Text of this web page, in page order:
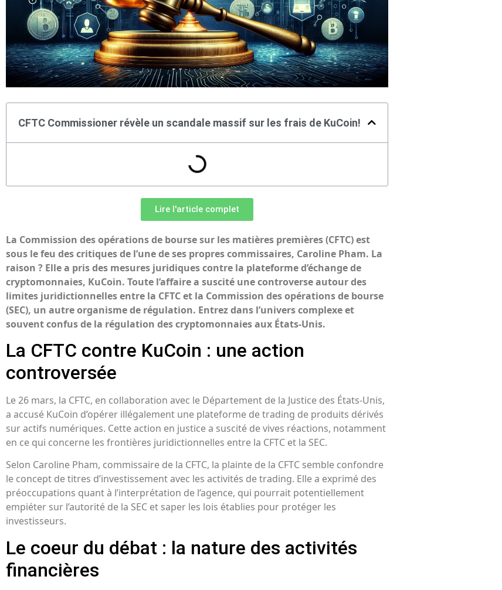
CFTC Commissioner révèle un scandale massif sur les frais de KuCoin!
Lire l'article complet
La Commission des opérations de bourse sur les matières premières (CFTC) est
sous le feu des critiques de l’une de ses propres commissaires, Caroline Pham. La
raison ? Elle a pris des mesures juridiques contre la plateforme d’échange de
cryptomonnaies, KuCoin. Toute l’affaire a suscité une controverse autour des
limites juridictionnelles entre la CFTC et la Commission des opérations de bourse
(SEC), un autre organisme de régulation. Entrez dans l’univers complexe et
souvent confus de la régulation des cryptomonnaies aux États-Unis.
La CFTC contre KuCoin : une action
controversée
Le 26 mars, la CFTC, en collaboration avec le Département de la Justice des États-Unis,
a accusé KuCoin d’opérer illégalement une plateforme de trading de produits dérivés
sur actifs numériques. Cette action en justice a suscité de vives réactions, notamment
en ce qui concerne les frontières juridictionnelles entre la CFTC et la SEC.
Selon Caroline Pham, commissaire de la CFTC, la plainte de la CFTC semble confondre
le concept de titres d’investissement avec les activités de trading. Elle a exprimé des
préoccupations quant à l’interprétation de l’agence, qui pourrait potentiellement
empiéter sur l’autorité de la SEC et saper les lois établies pour protéger les
investisseurs.
Le coeur du débat : la nature des activités
financières